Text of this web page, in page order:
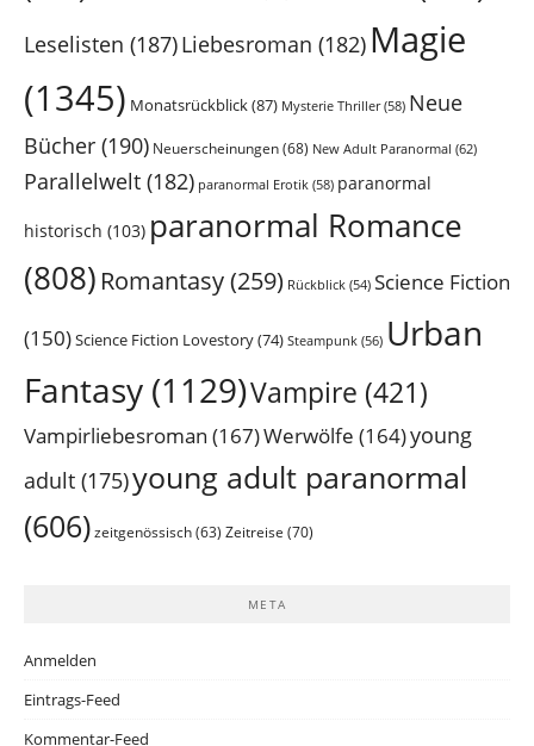
Leselisten (187)Liebesroman (182) Magie
(1345) Monatsrückblick(87) Mysterie Thriller(58) Neue
Bücher (190) Neuerscheinungen(68) New Adult Paranormal (62)
Parallelwelt (182) paranormal Erotik (58) paranormal
historisch (103) paranormal Romance
(808) Romantasy(259) Rückblick (54) Science Fiction
(150)Science Fiction Lovestory(74) Steampunk (56) Urban
Fantasy (1129)Vampire (421)
Vampirliebesroman (167)Werwölfe (164)young
adult (175)young adult paranormal
(606) zeitgenössisch (63) Zeitreise (70)
META
Anmelden
Eintrags-Feed
Kommentar-Feed